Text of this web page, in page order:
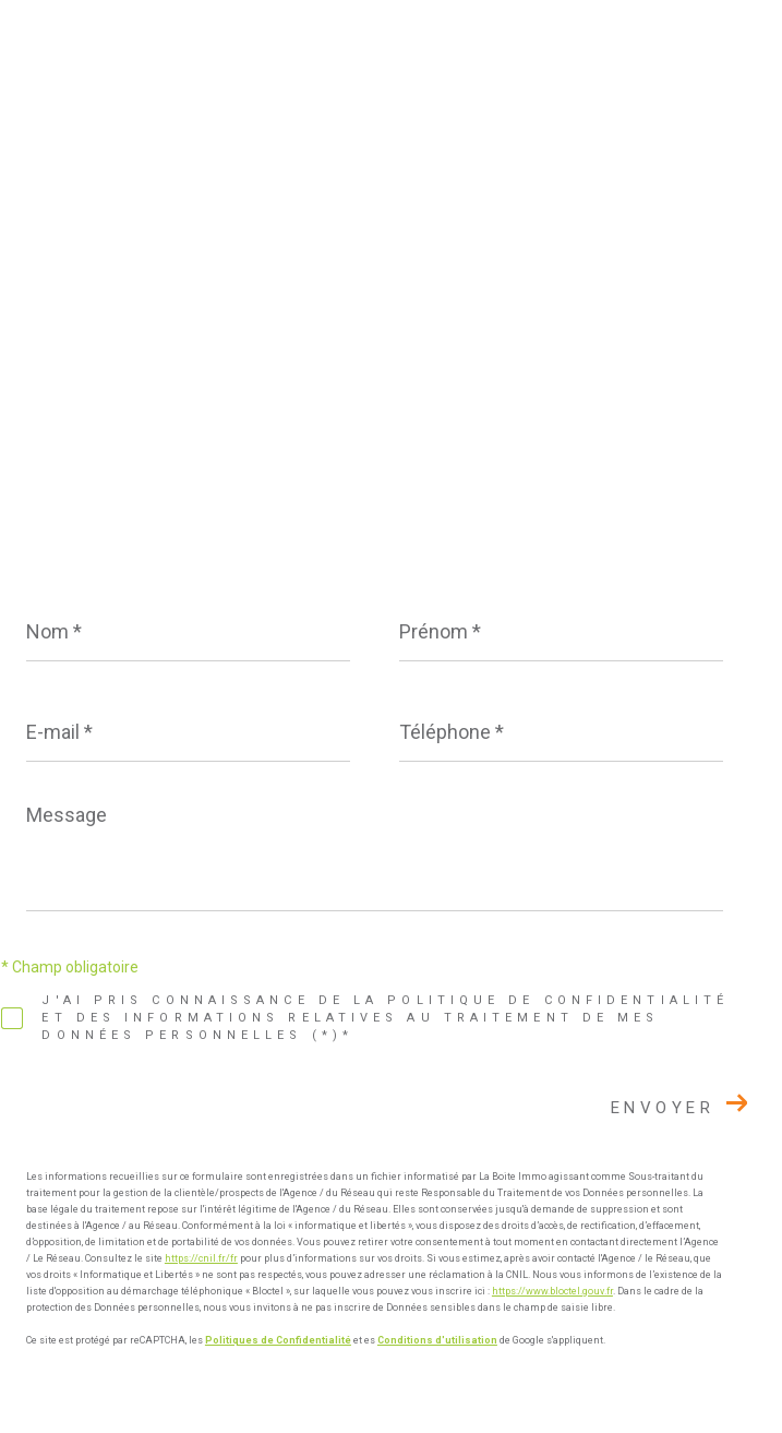
*
*
mail
*
*
Message
*
J'AI PRIS CONNAISSANCE DE LA POLITIQUE DE CONFIDENTIALITÉ
ET DES INFORMATIONS RELATIVES AU TRAITEMENT DE MES
DONNÉES PERSONNELLES (*)*
* Champ obligatoire
ENVOYER
Les informations recueillies sur ce formulaire sont enregistrées dans un fichier informatisé par La Boite Immo agissant comme Sous-traitant du
traitement pour la gestion de la clientèle/prospects de l'Agence / du Réseau qui reste Responsable du Traitement de vos Données personnelles. La
base légale du traitement repose sur l'intérêt légitime de l'Agence / du Réseau. Elles sont conservées jusqu'à demande de suppression et sont
destinées à l'Agence / au Réseau. Conformément à la loi « informatique et libertés », vous disposez des droits d’accès, de rectification, d’effacement,
d’opposition, de limitation et de portabilité de vos données. Vous pouvez retirer votre consentement à tout moment en contactant directement l’Agence
/ Le Réseau. Consultez le site https://cnil.fr/frpour plus d’informations sur vos droits. Si vous estimez, après avoir contacté l'Agence / le Réseau, que
vos droits « Informatique et Libertés » ne sont pas respectés, vous pouvez adresser une réclamation à la CNIL. Nous vous informons de l’existence de la
liste d'opposition au démarchage téléphonique « Bloctel », sur laquelle vous pouvez vous inscrire ici : https://www.bloctel.gouv.fr. Dans le cadre de la
protection des Données personnelles, nous vous invitons à ne pas inscrire de Données sensibles dans le champ de saisie libre.
Ce site est protégé par reCAPTCHA, les Politiques de Confidentialitéet es Conditions d'utilisation de Google s'appliquent.